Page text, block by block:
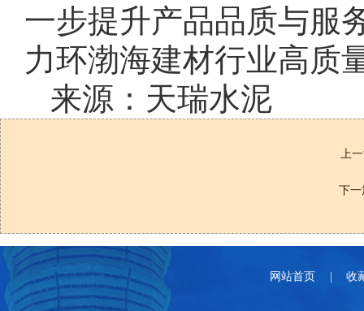
一步提升产品品质与服
力环渤海建材行业高质
来源：天瑞水泥
上
下一